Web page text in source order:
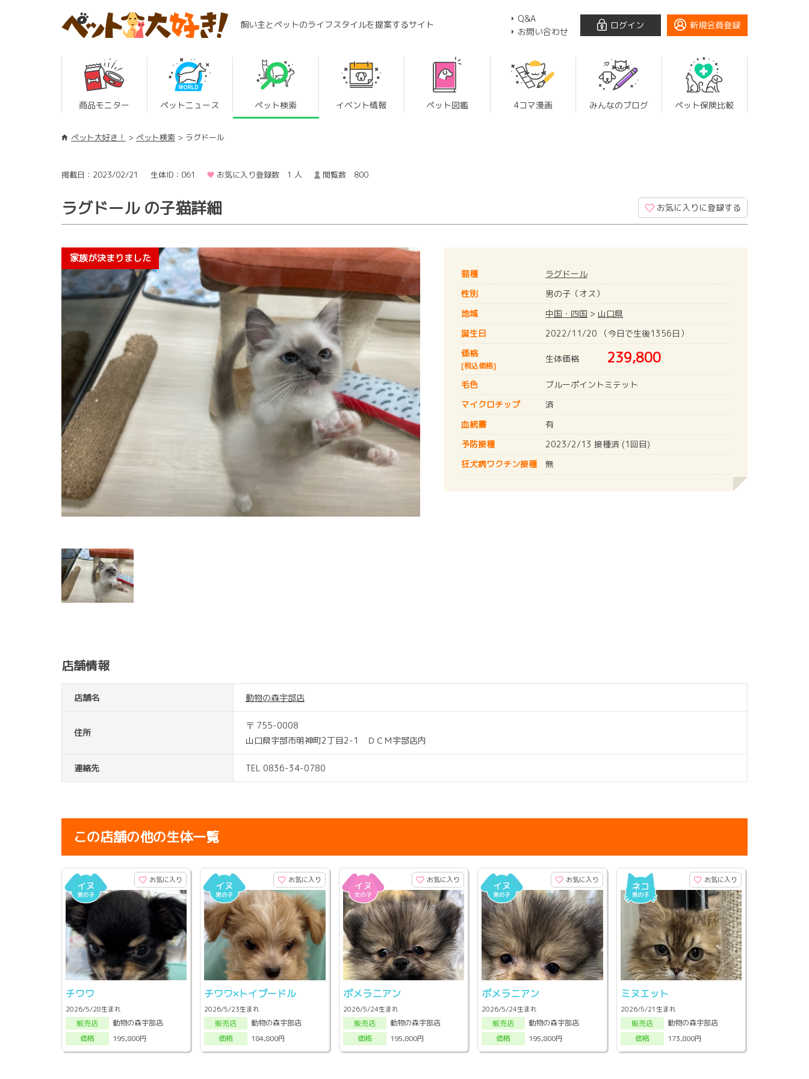
飼い主とペットのライフスタイルを提案するサイト
Q&A
お問い合わせ
ログイン 新規会員登録
商品モニター ペットニュース ペット検索 イベント情報 ペット図鑑 4コマ漫画 みんなのブログ ペット保険比較
ペット大好き！ ペット検索 ラグドール
掲載日：2023/02/21 生体ID：061 お気に入り登録数 1 人 閲覧数 800
ラグドール の子猫詳細 お気に入りに登録する
猫種
ラグドール
性別
男の子（オス）
地域
中国・四国 > 山口県
誕生日
2022/11/20 （今日で生後1356日）
価格
[税込価格]
生体価格 239,800
毛色
ブルーポイントミテット
マイクロチップ
済
血統書
有
予防接種
2023/2/13 接種済 (1回目)
狂犬病ワクチン接種 無
店舗情報
店舗名 動物の森宇部店
住所
〒 755-0008
山口県宇部市明神町2丁目2-1 ＤＣＭ宇部店内
連絡先 TEL 0836-34-0780
この店舗の他の生体一覧
お気に入り
チワワ
2026/5/28生まれ
販売店
動物の森宇部店
価格
195,800円
お気に入り
チワワ×トイプードル
2026/5/23生まれ
販売店
動物の森宇部店
価格
184,800円
お気に入り
ポメラニアン
2026/5/24生まれ
販売店
動物の森宇部店
価格
195,800円
お気に入り
ポメラニアン
2026/5/24生まれ
販売店
動物の森宇部店
価格
195,800円
お気に入り
ミヌエット
2026/5/21生まれ
販売店
動物の森宇部店
価格
173,800円